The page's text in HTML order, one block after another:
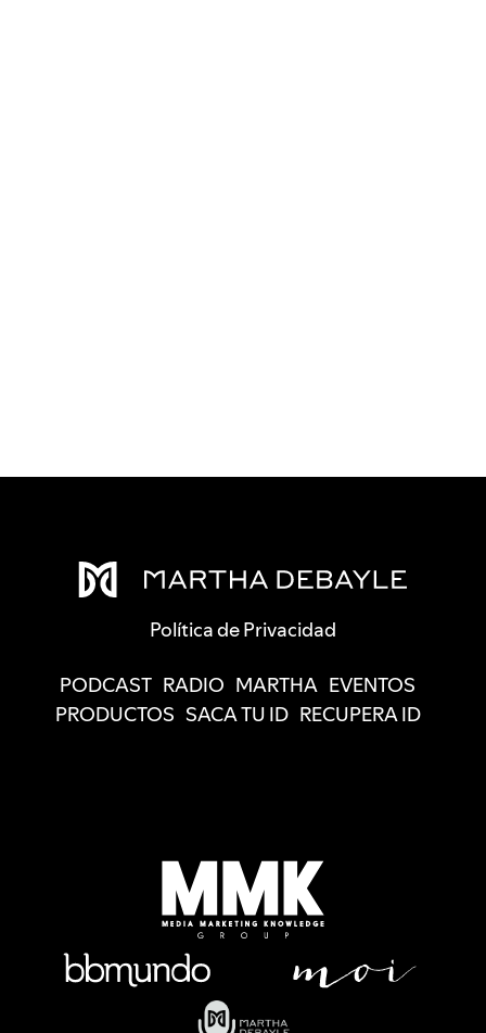
Política de Privacidad
PODCAST RADIO MARTHA EVENTOS
PRODUCTOS SACA TU ID RECUPERA ID